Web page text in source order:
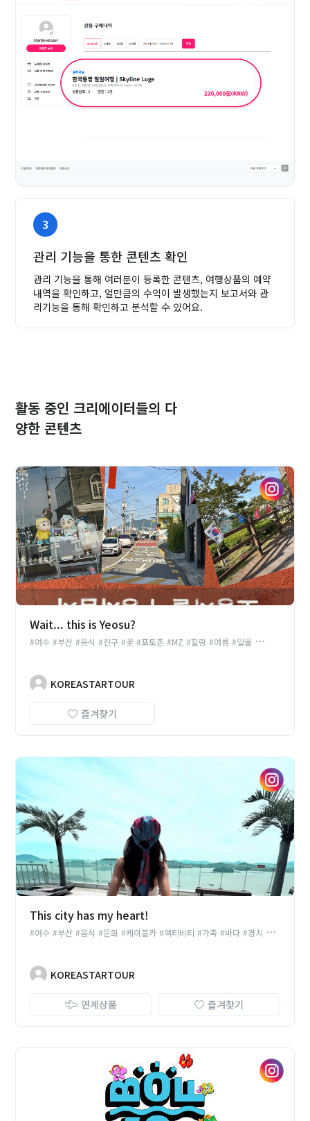
3
관리 기능을 통한 콘텐츠 확인
관리 기능을 통해 여러분이 등록한 콘텐츠, 여행상품의 예약
내역을 확인하고, 얼만큼의 수익이 발생했는지 보고서와 관
리기능을 통해 확인하고 분석할 수 있어요.
활동 중인 크리에이터들의 다
양한 콘텐츠
Wait... this is Yeosu?
#여수 #부산 #음식 #친구 #꽃 #포토존 #MZ #힐링 #여름 #일몰 #쇼핑
KOREASTARTOUR
즐겨찾기
This city has my heart!
#여수 #부산 #음식 #문화 #케이블카 #액티비티 #가족 #바다 #경치 #야경
KOREASTARTOUR
연계상품 즐겨찾기